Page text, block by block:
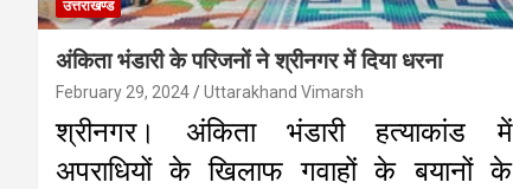
उत्तराखण्ड
अंकिता भंडारी के परिजनों ने श्रीनगर में दिया धरना
February 29, 2024 Uttarakhand Vimarsh
श्रीनगर। अंकिता भंडारी हत्याकांड में
अपराधियों के खिलाफ गवाहों के बयानों के